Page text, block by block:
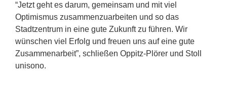
“Jetzt geht es darum, gemeinsam und mit viel
Optimismus zusammenzuarbeiten und so das
Stadtzentrum in eine gute Zukunft zu führen. Wir
wünschen viel Erfolg und freuen uns auf eine gute
Zusammenarbeit”, schließen Oppitz-Plörer und Stoll
unisono.